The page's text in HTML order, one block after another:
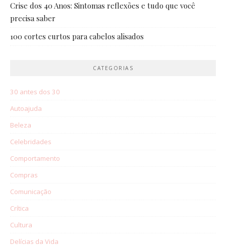
Crise dos 40 Anos: Sintomas reflexões e tudo que você
precisa saber
100 cortes curtos para cabelos alisados
CATEGORIAS
30 antes dos 30
Autoajuda
Beleza
Celebridades
Comportamento
Compras
Comunicação
Crítica
Cultura
Delícias da Vida